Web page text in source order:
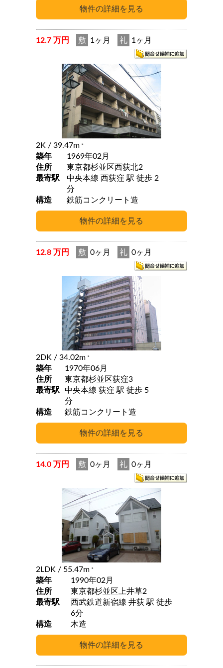
12.7 万円 敷 1ヶ月 礼 1ヶ月
2K / 39.47m 2
築年
1969年02月
住所
東京都杉並区西荻北2
最寄駅
中央本線 西荻窪 駅 徒歩 2
分
構造
鉄筋コンクリート造
12.8 万円 敷 0ヶ月 礼 0ヶ月
2DK / 34.02m 2
築年
1970年06月
住所
東京都杉並区荻窪3
最寄駅
中央本線 荻窪 駅 徒歩 5
分
構造
鉄筋コンクリート造
14.0 万円 敷 0ヶ月 礼 0ヶ月
2LDK / 55.47m 2
築年
1990年02月
住所
東京都杉並区上井草2
最寄駅
西武鉄道新宿線 井荻 駅 徒歩
6分
構造
木造